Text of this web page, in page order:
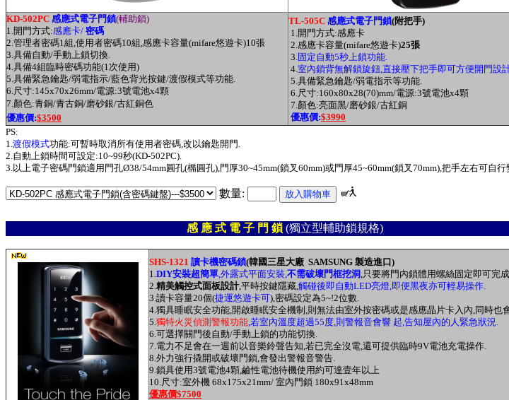
KD-502PC 感應式電子門鎖(輔助鎖)
1.開門方式:感應卡/ 密碼
2.管理者密碼1組,使用者密碼10組,感應卡容量(mifare悠遊卡)10張
3.具備自動/手動上鎖切換.
4.具備4組臨時密碼功能(1次使用)
5.具備緊急鑰匙/弱電指示/藍色背光按鍵/渡假模式等功能.
6.尺寸:145x70x26mm/電源:3號電池x4顆
7.顏色:青銅/青古銅/磨砂銀/古紅銅色
優惠價:$3500
TL-505C 感應式電子門鎖(附把手)
1.開門方式:感應卡
2.感應卡容量(mifare悠遊卡)25張
3.固定自動5秒上鎖功能.
4.室內鎖背無解鎖旋鈕,直接壓下把手即可方便開門設
5.具備緊急鑰匙/弱電指示等功能.
6.尺寸:160x80x28(70)mm/電源:3號電池x4顆
7.顏色:亮面黑/磨砂銀/古紅銅
優惠價:$3990
PS:
1.渡假模式功能:可暫時取消所有使用者密碼,改以鑰匙開門.
2.自動上鎖時間可設定:10~99秒(KD-502PC).
3.以上電子密碼門鎖適用門孔Ø38/54mm圓孔(橢圓孔),門厚30~45mm(鎖叉60mm)或門厚45~60mm(鎖叉70mm),把手左右可自行
數量:
感 應 式 電 子 門 鎖 (獨立型輔助鎖規格)
SHS-1321 讀卡機密碼鎖(韓國三星大廠 SAMSUNG 製造進口)
1.DIY安裝超簡單,外露式平面安裝,不需破壞門框挖洞,只要將門內鎖體用螺絲固定即可完
2.精美觸控式面板設計,平時按鍵隱藏,觸碰後即自動LED亮燈,即便黑夜亦可輕易操作.
3.讀卡容量20個(捷運悠遊卡可),密碼設定為5~!2位數.
4.獨具睡眠安全功能,開啟睡眠安全機制,則無法由室外按密碼或是感應晶片卡入內,同時也
5.獨特火災偵測警報功能,若室內溫度超過55度,則警報音會響 起,告知屋內的人緊急狀況.
6.可選擇關門後自動/手動上鎖的功能切換.
7.電力不足會在一週前以音樂鈴聲告知,若已完全沒電,還可提供臨時9V電池充電操作.
8.外力強行撬開或破壞門鎖,會發出警報音警告.
9.鎖具使用3號電池4顆,鹼性電池待機使用約可達壹年以上
10.尺寸:室外機 68x175x21mm/ 室內門鎖 180x91x48mm
優惠價$7500